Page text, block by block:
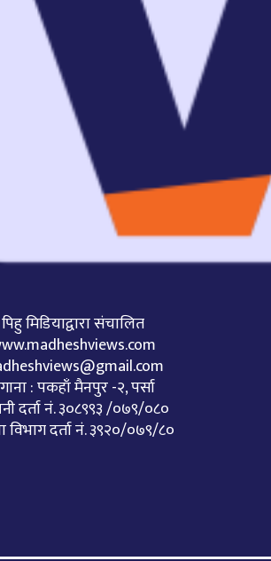
पिहु मिडियाद्वारा संचालित
: पकहाँ मैनपुर -२, पर्सा
दर्ता नं. ३०८९९३ /०७९/०८०
विभाग दर्ता नं. ३९२०/०७९/८०